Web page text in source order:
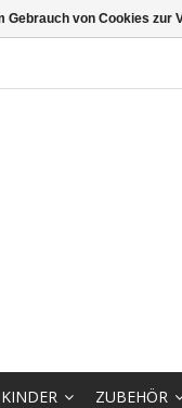
KINDER ZUBEHÖR
von Cookies zur